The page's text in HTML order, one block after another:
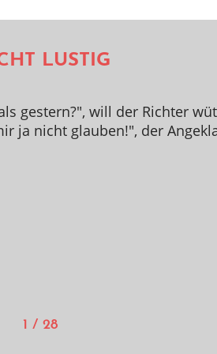
LUSTIG
gestern?", will der Richter
ja nicht glauben!", der
1 / 28